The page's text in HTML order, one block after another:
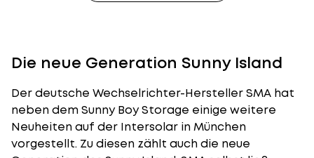
Die neue Generation Sunny Island
Der deutsche Wechselrichter-Hersteller SMA hat
neben demSunny Boy Storage einige weitere
Neuheiten auf der Intersolar inMünchen
vorgestellt. Zu diesen zählt auch die neue